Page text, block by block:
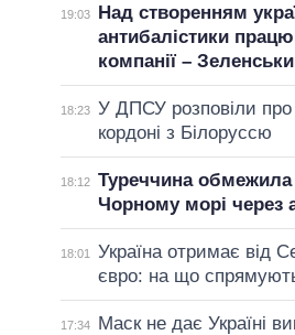
19:03
Над створенням
антибалістики
компанії –
18:23 У ДПСУ розповіли про
кордоні з Білоруссю
18:12 Туреччина обмежила
Чорному морі через
18:01
Україна отримає від
євро: на що
17:34
Маск не дає Україні